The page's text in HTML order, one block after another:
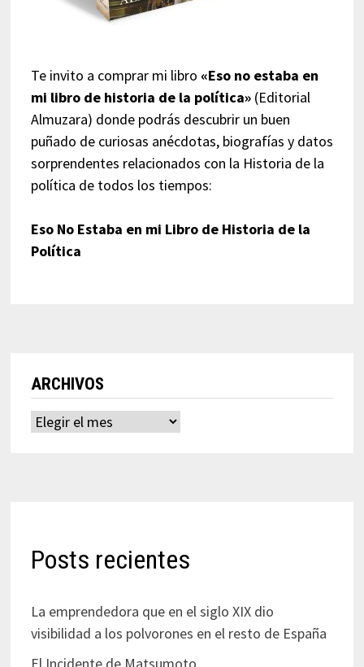
Te invito a comprar mi libro «Eso no estaba en
mi libro de historia de la política»(Editorial
Almuzara) donde podrás descubrir un buen
puñado de curiosas anécdotas, biografías y datos
sorprendentes relacionados con la Historia de la
política de todos los tiempos:
Eso No Estaba en mi Libro de Historia de la
Política
ARCHIVOS
Archivos
Posts recientes
La emprendedora que en el siglo XIX dio
visibilidad a los polvorones en el resto de España